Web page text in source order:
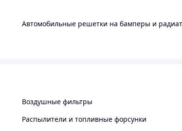
Автомобильные решетки на бамперы и
Воздушные фильтры
Распылители и топливные форсунки